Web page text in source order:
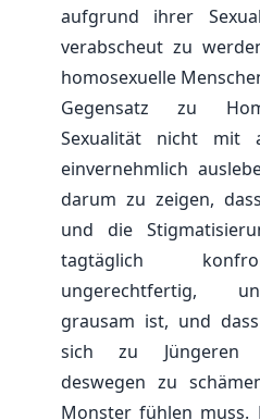
aufgrund ihrer
verabscheut zu
homosexuelle
Gegensatz zu
Sexualität nicht mit
einvernehmlich
darum zu zeigen,
und die
tagtäglich
ungerechtfertig,
grausam ist, und
sich zu Jüngeren
deswegen zu
Monster fühlen muss.